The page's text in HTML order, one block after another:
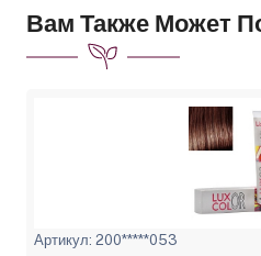
Вам Также Может
Артикул: 200*****053